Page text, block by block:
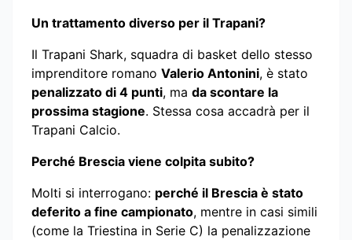
Un trattamento diverso per il Trapani?
Il Trapani Shark, squadra di basket dello stesso
imprenditore romano Valerio Antonini, è stato
penalizzato di 4 punti, ma da scontare la
prossima stagione. Stessa cosa accadrà per il
Trapani Calcio.
Perché Brescia viene colpita subito?
Molti si interrogano: perché il Brescia è stato
deferito a fine campionato, mentre in casi simili
(come la Triestina in Serie C) la penalizzazione